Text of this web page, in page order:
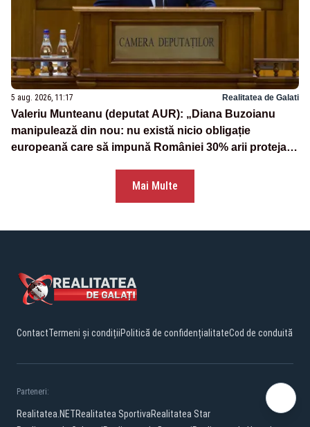
5 aug. 2026, 11:17 Realitatea de Galati
Valeriu Munteanu (deputat AUR): „Diana Buzoianu
manipulează din nou: nu există nicio obligație
europeană care să impună României 30% arii protejate
Mai Multe
ContactTermeni și condițiiPolitică de confidențialitateCod de conduită
Parteneri:
Realitatea.NETRealitatea SportivaRealitatea Star